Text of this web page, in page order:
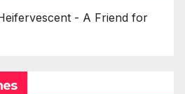
- A Friend for